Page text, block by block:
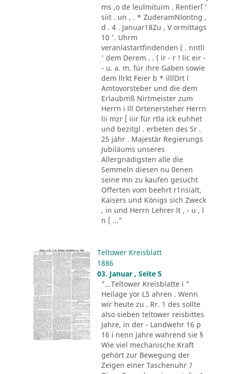
ms ,o de leulmituim . Rentier´l '
siit . un , . * ZuderamNlontng ,
d . 4 . Januar18Zu , V ormittags
10 '. Uhrm
veranlastartfindenden ( . nntli
' dem Derem . . ( ir - r ! lic eir -
- u. a. m. für ihre Gaben sowie
dem llrkt Feier b * illlDrt l
Amtovorsteber und die dem
Erlaubmß Nirtmeister zum
Herrn i lll Ortenersteher Herrn
lii mzr [ iiir für rtla ick euhhet
und bezitgl . erbeten des Sr .
25 jähr . Majestär Regierungs
Jubiläums unseres
Allergnädigsten alle die
Semmeln diesen nu 0enen
seine mn zu kaufen gesucht
Offerten vom beehrt r1nsialt,
Kaisers und Königs sich Zweck
, in und Herrn Lehrer lt , - u , l
n [ ..."
Teltower Kreisblatt
1886
03. Januar , Seite 5
"...Teltower Kreisblatte i "
Heilage yor L5 ahren . Wenn
wir heute zu . Rr. 1 des sollte
also sieben teltower reisbittes
Jahre, in der - Landwehr 16 p
16 i nenn Jahre wahrend sie §
Wie viel mechanische Kraft
gehört zur Bewegung der
Zeigen einer Taschenuhr ?